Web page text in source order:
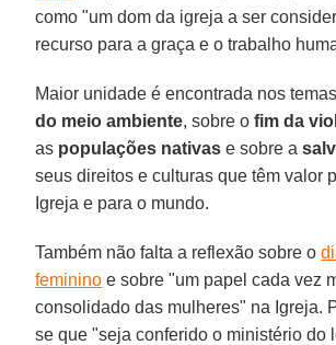
como "um dom da igreja a ser
recurso para a graça e o trabalho
Maior unidade é encontrada nos
do meio ambiente, sobre ofim da
as populações nativas e sobre a
seus direitos e culturas que têm valor
Igreja e para o mundo.
Também não falta a reflexão sobre o
feminino e sobre "um papel cada vez
consolidado das mulheres" na Igreja.
se que "seja conferido o ministério do